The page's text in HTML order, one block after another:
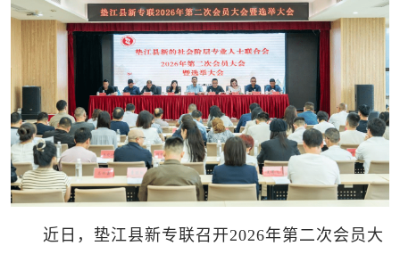
近日，垫江县新专联召开2026年第二次会员大